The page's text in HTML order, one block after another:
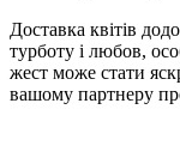
Доставка квітів
турботу і любов,
жест може стати
вашому партнеру